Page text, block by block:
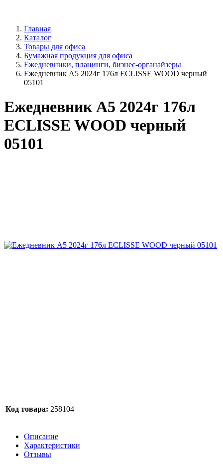
Главная
Каталог
Товары для офиса
Бумажная продукция для офиса
Ежедневники, планинги, бизнес-органайзеры
Ежедневник А5 2024г 176л ECLISSE WOOD черный
05101
Ежедневник А5 2024г 176л
ECLISSE WOOD черный
05101
Код товара: 258104
Описание
Характеристики
Отзывы